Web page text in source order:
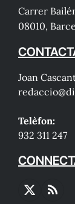
Carrer
08010,
Joan
Telèfon:
932 311 247
X
RSS